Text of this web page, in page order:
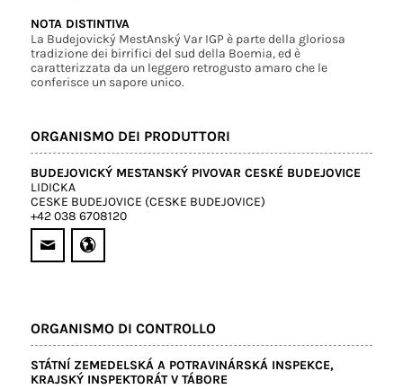
NOTA DISTINTIVA
La Budejovický MestAnský Var IGP è parte della gloriosa
tradizione dei birrifici del sud della Boemia, ed è
caratterizzata da un leggero retrogusto amaro che le
conferisce un sapore unico.
ORGANISMO DEI PRODUTTORI
BUDEJOVICKÝ MESTANSKÝ PIVOVAR CESKÉ BUDEJOVICE
LIDICKA
CESKE BUDEJOVICE (CESKE BUDEJOVICE)
+42 038 6708120
ORGANISMO DI CONTROLLO
STÁTNÍ ZEMEDELSKÁ A POTRAVINÁRSKÁ INSPEKCE,
KRAJSKÝ INSPEKTORÁT V TÁBORE